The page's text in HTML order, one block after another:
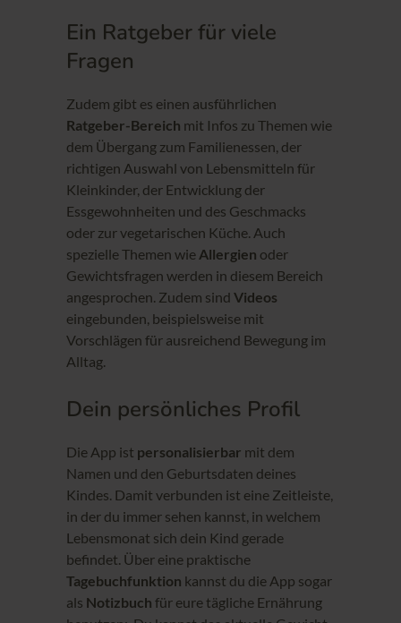
Ein Ratgeber für viele
Fragen
Zudem gibt es einen ausführlichen
Ratgeber-Bereich mit Infos zu Themen wie
dem Übergang zum Familienessen, der
richtigen Auswahl von Lebensmitteln für
Kleinkinder, der Entwicklung der
Essgewohnheiten und des Geschmacks
oder zur vegetarischen Küche. Auch
spezielle Themen wie Allergien oder
Gewichtsfragen werden in diesem Bereich
angesprochen. Zudem sind Videos
eingebunden, beispielsweise mit
Vorschlägen für ausreichend Bewegung im
Alltag.
Dein persönliches Profil
Die App ist personalisierbar mit dem
Namen und den Geburtsdaten deines
Kindes. Damit verbunden ist eine Zeitleiste,
in der du immer sehen kannst, in welchem
Lebensmonat sich dein Kind gerade
befindet. Über eine praktische
Tagebuchfunktion kannst du die App sogar
als Notizbuch für eure tägliche Ernährung